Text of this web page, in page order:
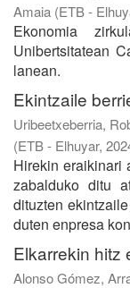
Amaia (ETB -
Ekonomia
Unibertsitatean
lanean.
Ekintzaile
Uribeetxeberria,
(ETB - Elhuyar,
Hirekin eraikinari
zabalduko ditu
dituzten
duten enpresa
Elkarrekin hitz
Alonso Gómez,